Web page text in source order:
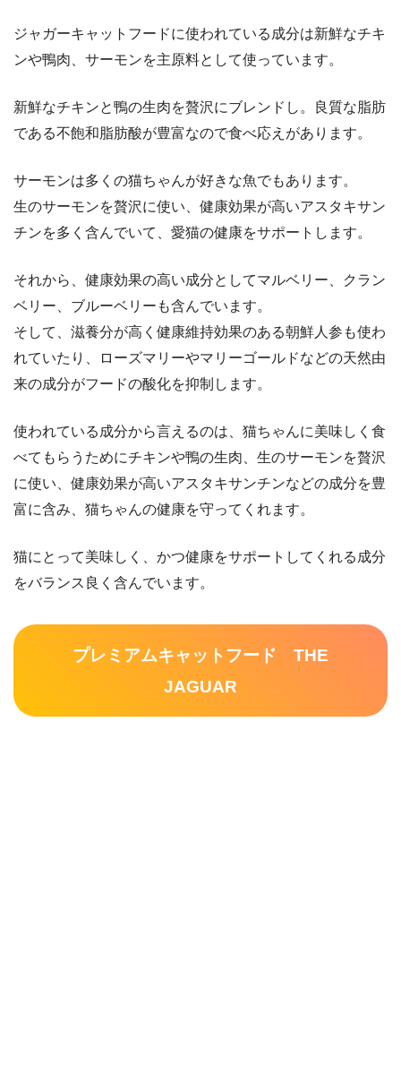
ジャガーキャットフードに使われている成分は新鮮なチキ
ンや鴨肉、サーモンを主原料として使っています。
新鮮なチキンと鴨の生肉を贅沢にブレンドし。良質な脂肪
である不飽和脂肪酸が豊富なので食べ応えがあります。
サーモンは多くの猫ちゃんが好きな魚でもあります。
生のサーモンを贅沢に使い、健康効果が高いアスタキサン
チンを多く含んでいて、愛猫の健康をサポートします。
それから、健康効果の高い成分としてマルベリー、クラン
ベリー、ブルーベリーも含んでいます。
そして、滋養分が高く健康維持効果のある朝鮮人参も使わ
れていたり、ローズマリーやマリーゴールドなどの天然由
来の成分がフードの酸化を抑制します。
使われている成分から言えるのは、猫ちゃんに美味しく食
べてもらうためにチキンや鴨の生肉、生のサーモンを贅沢
に使い、健康効果が高いアスタキサンチンなどの成分を豊
富に含み、猫ちゃんの健康を守ってくれます。
猫にとって美味しく、かつ健康をサポートしてくれる成分
をバランス良く含んでいます。
プレミアムキャットフード THE
JAGUAR